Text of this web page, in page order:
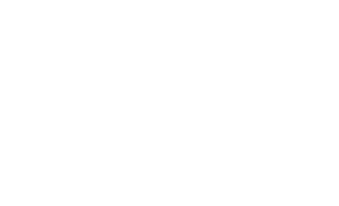
nápoje.
poplatok. Masáže prípadne za poplatok.
obdobia a od miestnych klimatických podmienok. Jazyky: angličtina.
obrazovkou s miestnymi kanálmi a tiež centrálne riadenou klimatizáciou.
obrazovkou s miestnymi kanálmi a tiež centrálne riadenou klimatizáciou.
obrazovkou s miestnymi kanálmi a tiež centrálne riadenou klimatizáciou.
s plochou obrazovkou s miestnymi kanálmi a tiež centrálne riadenou klimatizáciou.